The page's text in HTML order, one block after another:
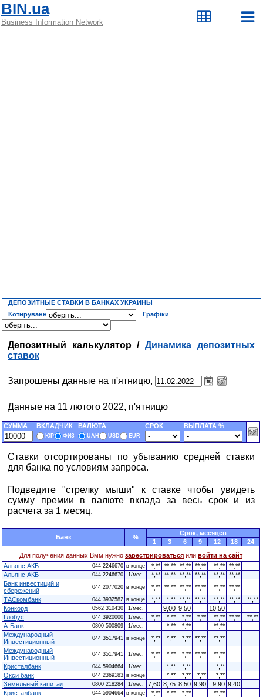
BIN.ua
Business Information Network
ДЕПОЗИТНЫЕ СТАВКИ В БАНКАХ УКРАИНЫ
Котирування
Графіки
Депозитный калькулятор / Динамика депозитных
ставок
Запрошены данные на п'ятницю,
Данные на 11 лютого 2022, п'ятницю
СУММА ВКЛАДЧИК ВАЛЮТА СРОК ВЫПЛАТА %
ЮР ФИЗ UAH USD EUR
Ставки отсортированы по убыванию средней ставки
для банка по условиям запроса.
Подведите "стрелку мыши" к ставке чтобы увидеть
сумму премии в валюте вклада за весь срок и из
расчета за 1 месяц.
Банк %
Cрок, месяцев
1
3 6 9 12 18
24
Для получения данных Вмм нужно зарестрироваться или войти на сайт
Альянс АКБ
044 2246670 в конце *,** **,** **,** **,** **,** **,**
Альянс АКБ
044 2246670 1/мес. *,** **,** **,** **,** **,** **,**
Банк инвестиций и
сбережений
044 2077020 в конце *,** **,** **,** **,** **,** **,**
ТАСкомбанк
044 3932582 в конце *,** *,** **,** **,** **,** **,**
**,**
Конкорд
0562 310430 1/мес. 9,00 9,50
10,50
Глобус
044 3920000 1/мес. *,** *,** *,** *,** **,** **,**
**,**
А-Банк
0800 500809 1/мес. *,** *,**
**,**
Международный
Инвестиционный
044 3517941 в конце *,** *,** *,** **,**
**,**
Международный
Инвестиционный
044 3517941 1/мес. *,** *,** *,** **,**
**,**
Кристалбанк
044 5904664 1/мес. *,** *,**
*,**
Окси банк
044 2369183 в конце *,** *,** *,**
*,**
Земельный капитал
0800 218284 1/мес. 7,60 8,75 8,50 9,90 9,90 9,40
Кристалбанк
044 5904664 в конце *,** *,** *,**
**,**